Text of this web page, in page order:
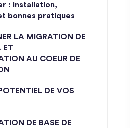
: installation,
bonnes pratiques
LA MIGRATION DE
ET
AU COEUR DE
DE VOS
DE BASE DE